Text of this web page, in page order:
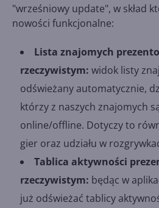
"wrześniowy update", w skład
nowości funkcjonalne:
Lista znajomych
rzeczywistym: widok listy
odświeżany automatycznie,
którzy z naszych znajomych
online/offline. Dotyczy to
gier oraz udziału w
Tablica aktywności
rzeczywistym: będąc w
już odświeżać tablicy